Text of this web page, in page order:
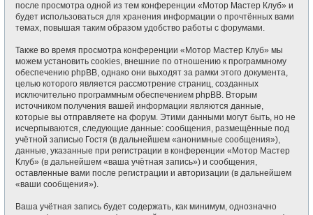
после просмотра одной из тем конференции «Мотор Мастер Клуб» и
будет использоваться для хранения информации о прочтённых вами
темах, повышая таким образом удобство работы с форумами.
Также во время просмотра конференции «Мотор Мастер Клуб» мы
можем установить cookies, внешние по отношению к программному
обеспечению phpBB, однако они выходят за рамки этого документа,
целью которого является рассмотрение страниц, созданных
исключительно программным обеспечением phpBB. Вторым
источником получения вашей информации являются данные,
которые вы отправляете на форум. Этими данными могут быть, но не
исчерпываются, следующие данные: сообщения, размещённые под
учётной записью Гостя (в дальнейшем «анонимные сообщения»),
данные, указанные при регистрации в конференции «Мотор Мастер
Клуб» (в дальнейшем «ваша учётная запись») и сообщения,
оставленные вами после регистрации и авторизации (в дальнейшем
«ваши сообщения»).
Ваша учётная запись будет содержать, как минимум, однозначно